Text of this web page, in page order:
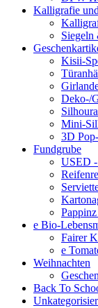
Kalligrafie
Siegeln
Kisii-
Deko-/
Mini-
3D
Fundgrube
USED
e Bio-
Fairer
e
Weihnachten
Back To